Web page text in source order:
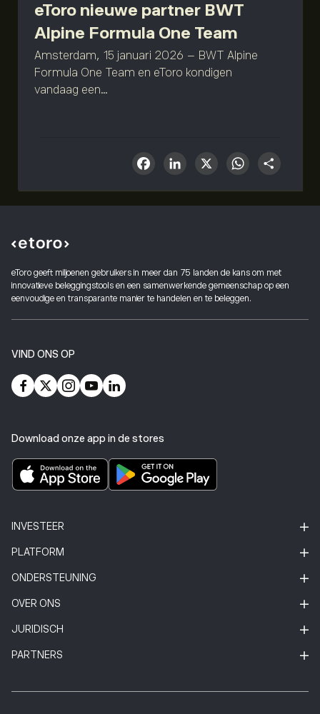
eToro nieuwe partner BWT
Alpine Formula One Team
Amsterdam, 15 januari 2026 – BWT Alpine
Formula One Team en eToro kondigen
vandaag een...
Facebook
LinkedIn
X
eToro geeft miljoenen gebruikers in meer dan 75 landen de kans om met
innovatieve beleggingstools en een samenwerkende gemeenschap op een
eenvoudige en transparante manier te handelen en te beleggen.
VIND ONS OP
Download onze app in de stores
INVESTEER
PLATFORM
ONDERSTEUNING
OVER ONS
JURIDISCH
PARTNERS